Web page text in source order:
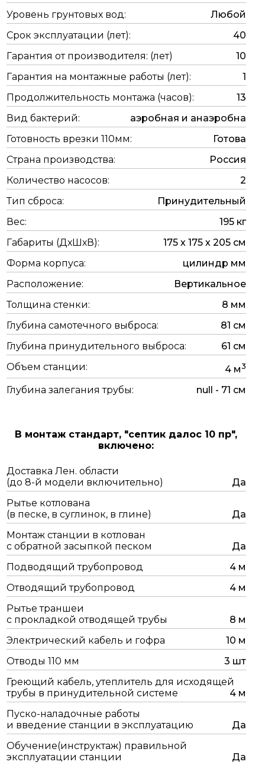
Уровень грунтовых вод:
Любой
Срок эксплуатации (лет):
40
Гарантия от производителя: (лет)
10
Гарантия на монтажные работы (лет):
1
Продолжительность монтажа (часов):
13
Вид бактерий:
аэробная и анаэробна
Готовность врезки 110мм:
Готова
Страна производства:
Россия
Количество насосов:
2
Тип сброса:
Принудительный
Вес:
195 кг
Габариты (ДхШхВ):
175 х 175 х 205 см
Форма корпуса:
цилиндр мм
Расположение:
Вертикальное
Толщина стенки:
8 мм
Глубина самотечного выброса:
81 см
Глубина принудительного выброса:
61 см
Объем станции:
4 м3
Глубина залегания трубы: null - 71 см
В монтаж стандарт, "септик далос 10 пр",
включено:
Доставка Лен. области
(до 8-й модели включительно)
Да
Рытье котлована
(в песке, в суглинок, в глине)
Да
Монтаж станции в котлован
с обратной засыпкой песком
Да
Подводящий трубопровод
4 м
Отводящий трубопровод
4 м
Рытье траншеи
с прокладкой отводящей трубы
8 м
Электрический кабель и гофра
10 м
Отводы 110 мм
3 шт
Греющий кабель, утеплитель для исходящей
трубы в принудительной системе
4 м
Пуско-наладочные работы
и введение станции в эксплуатацию
Да
Обучение(инструктаж) правильной
эксплуатации станции
Да